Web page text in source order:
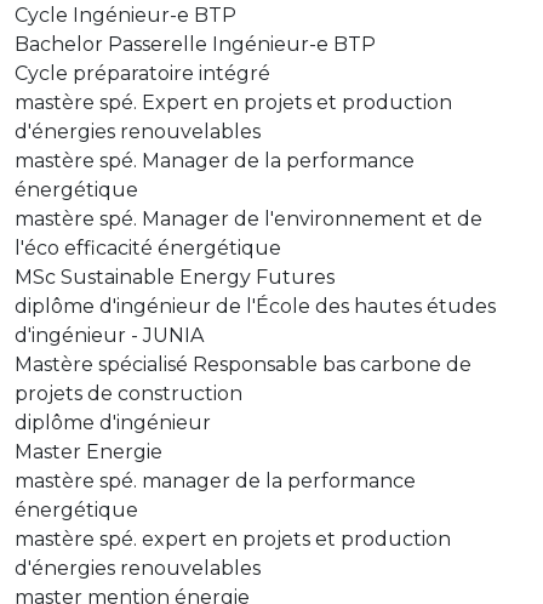
Cycle Ingénieur-e BTP
Bachelor Passerelle Ingénieur-e BTP
Cycle préparatoire intégré
mastère spé. Expert en projets et production
d'énergies renouvelables
mastère spé. Manager de la performance
énergétique
mastère spé. Manager de l'environnement et de
l'éco efficacité énergétique
MSc Sustainable Energy Futures
diplôme d'ingénieur de l'École des hautes études
d'ingénieur - JUNIA
Mastère spécialisé Responsable bas carbone de
projets de construction
diplôme d'ingénieur
Master Energie
mastère spé. manager de la performance
énergétique
mastère spé. expert en projets et production
d'énergies renouvelables
master mention énergie